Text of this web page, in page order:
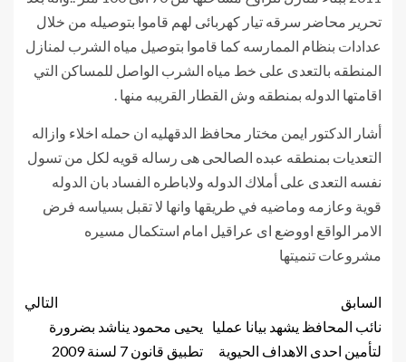
تحرير محاضر سرقه تيار كهربائى لهم قاموا بتوصيله من خلال
عدادات بنظام الممارسه كما قاموا بتوصيل مياه الشرب لمنازل
المنطقه بالتعدى على خط مياه الشرب الواصل للمساكن التي
اقامتها الدوله بمنطقه وش القطار القريبه منها .
أشار الدكتور ايمن مختار محافظ الدقهليه ان حمله اخلاء وازاله
التعديات بمنطقه عبده الصالحى هى رساله قويه لكل من تسول
نفسه التعدى على أملاك الدوله ولاباطره الفساد بان الدوله
قوية وعازمه وماضيه في طريقها وانها لا تقبل بسياسه فرض
الامر الواقع اووضع اى عراقيل امام استكمال مسيره
مشروعات تنميتها
السابق
نائب المحافظ يشهد بيانا عمليا
لتأمين احدى الاهداف الحيوية
التالي
يحيى محمود يناشد بضرورة
تطبيق قانون 7 لسنة 2009